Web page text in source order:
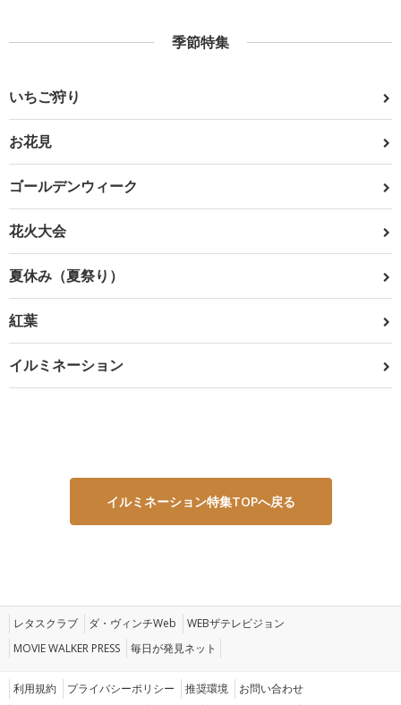
季節特集
いちご狩り
お花見
ゴールデンウィーク
花火大会
夏休み（夏祭り）
紅葉
イルミネーション
イルミネーション特集TOPへ戻る
レタスクラブ ダ・ヴィンチWeb
WEBザテレビジョン
MOVIE WALKER PRESS
毎日が発見ネット
利用規約 プライバシーポリシー 推奨環境 お問い合わせ